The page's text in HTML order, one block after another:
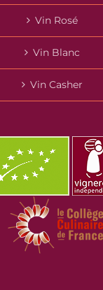
Vin Rosé
Vin Blanc
Vin Casher